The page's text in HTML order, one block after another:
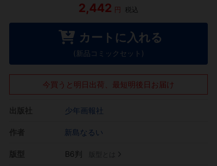
2,442 円 税込
カートに入れる
(新品コミックセット)
今買うと明日出荷、最短明後日お届け
少年画報社
新島なるい
B6判